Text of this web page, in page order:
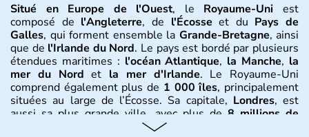
Situé en Europe de l'Ouest, le Royaume-Uni est
composé de l'Angleterre, de l'Écosse et du Pays de
Galles, qui forment ensemble la Grande-Bretagne, ainsi
que de l'Irlande du Nord. Le pays est bordé par plusieurs
étendues maritimes : l'océan Atlantique, la Manche, la
mer du Nord et la mer d'Irlande. Le Royaume-Uni
comprend également plus de 1 000 îles, principalement
situées au large de l’Écosse. Sa capitale, Londres, est
aussi sa plus grande ville, avec plus de 8 millions de
population totale du Royaume-Uni